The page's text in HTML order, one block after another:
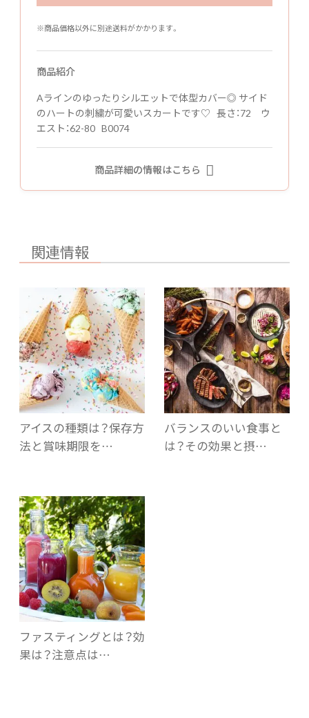
※商品価格以外に別途送料がかかります。
商品紹介
Aラインのゆったりシルエットで体型カバー◎ サイド
のハートの刺繍が可愛いスカートです♡ 長さ：72 ウ
エスト：62-80 B0074
商品詳細の情報はこちら
関連情報
アイスの種類は？保存方
法と賞味期限を…
バランスのいい食事と
は？その効果と摂…
ファスティングとは？効
果は？注意点は…